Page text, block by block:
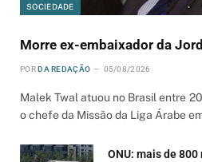
SOCIEDADE
Morre ex-embaixador da
POR DA REDAÇÃO 05/08/2026
Malek Twal atuou no Brasil entre
o chefe da Missão da Liga Árabe
ONU: mais de